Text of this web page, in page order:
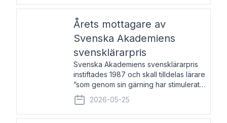
Prisbeloppet är 200 000 svenska
Årets mottagare av
Svenska Akademiens
svensklärarpris
Svenska Akademiens svensklärarpris
instiftades 1987 och skall tilldelas lärare
”som genom sin gärning har stimulerat
intresset hos unga människor för
svenska språket och litteraturen”.
Prisutdelning och samtal med
2026-05-25